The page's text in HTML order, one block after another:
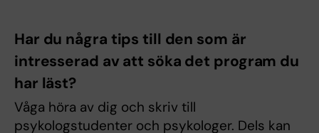
Har du några tips till den som är
intresserad av att söka det program du
har läst?
Våga höra av dig och skriv till
psykologstudenter och psykologer. Dels kan